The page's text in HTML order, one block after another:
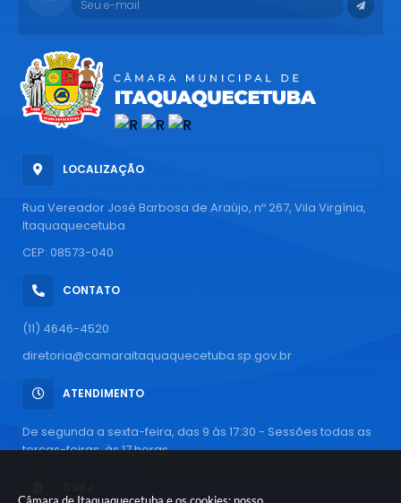
LOCALIZAÇÃO
Rua Vereador José Barbosa de Araújo, nº 267, Vila Virgínia,
Itaquaquecetuba
CEP: 08573-040
CONTATO
(11) 4646-4520
diretoria@camaraitaquaquecetuba.sp.gov.br
ATENDIMENTO
De segunda a sexta-feira, das 9 às 17:30 - Sessões todas as
terças-feiras, às 17 horas